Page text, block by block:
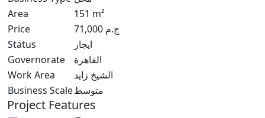
Area
151 m²
Price
71,000 ج.م
Status
ايجار
Governorate
القاهرة
Work Area
الشيخ زايد
Business Scaleمتوسط
Project Features